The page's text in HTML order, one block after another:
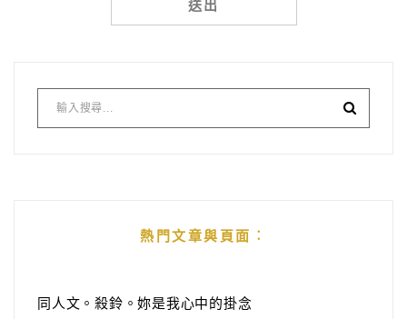
熱門文章與頁面︰
同人文。殺鈴。妳是我心中的掛念